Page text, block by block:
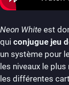
Neon White est
qui conjugue jeu
un système pour
les niveaux le
les différentes